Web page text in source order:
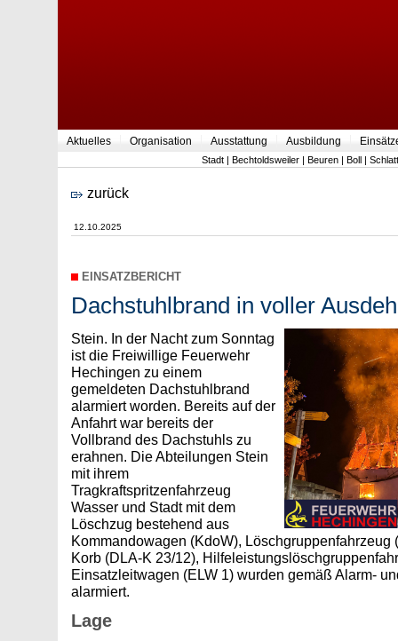
Aktuelles Organisation Ausstattung Ausbildung
Stadt | Bechtoldsweiler | Beuren | Boll | Schlatt
zurück
12.10.2025
EINSATZBERICHT
Dachstuhlbrand in voller
Stein. In der Nacht zum Sonntag
ist die Freiwillige Feuerwehr
Hechingen zu einem
gemeldeten Dachstuhlbrand
alarmiert worden. Bereits auf der
Anfahrt war bereits der
Vollbrand des Dachstuhls zu
erahnen. Die Abteilungen Stein
mit ihrem
Tragkraftspritzenfahrzeug
Wasser und Stadt mit dem
Löschzug bestehend aus
Kommandowagen (KdoW), Löschgruppenfahrzeug
Korb (DLA-K 23/12),
Einsatzleitwagen (ELW 1) wurden gemäß Alarm-
alarmiert.
Lage